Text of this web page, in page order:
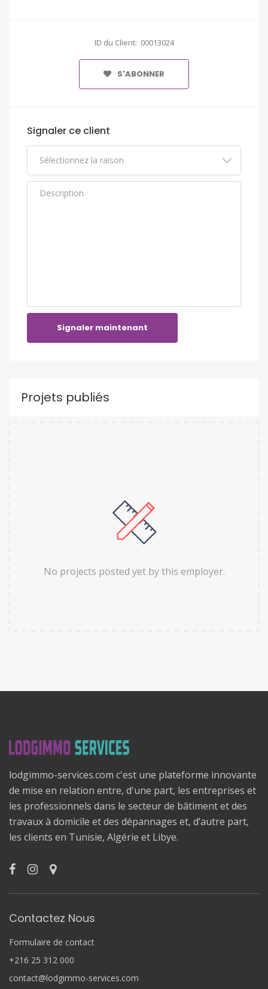
ID du Client: 00013024
S'ABONNER
Signaler ce client
Signaler maintenant
Projets publiés
No projects posted yet by this employer.
lodgimmo-services.com c'est une plateforme innovante
de mise en relation entre, d'une part, les entreprises et
les professionnels dans le secteur de bâtiment et des
travaux à domicile et des dépannages et, d’autre part,
les clients en Tunisie, Algérie et Libye.
Contactez Nous
Formulaire de contact
+216 25 312 000
contact@lodgimmo-services.com